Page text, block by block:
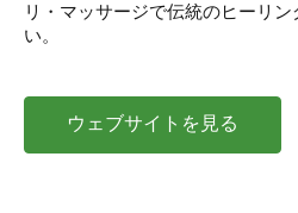
リ・マッサージで伝統のヒーリ
い。
ウェブサイトを見る